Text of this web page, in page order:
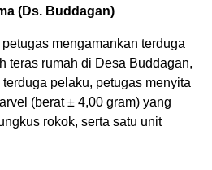
(Ds. Buddagan)
mengamankan terduga
teras rumah di Desa Buddagan,
pelaku, petugas menyita
(berat ± 4,00 gram) yang
rokok, serta satu unit